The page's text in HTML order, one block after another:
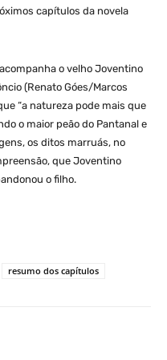
capítulos da novela
o velho Joventino
(Renato Góes/Marcos
“a natureza pode mais que
o maior peão do Pantanal e
os ditos marruás, no
que Joventino
o filho.
resumo dos capítulos